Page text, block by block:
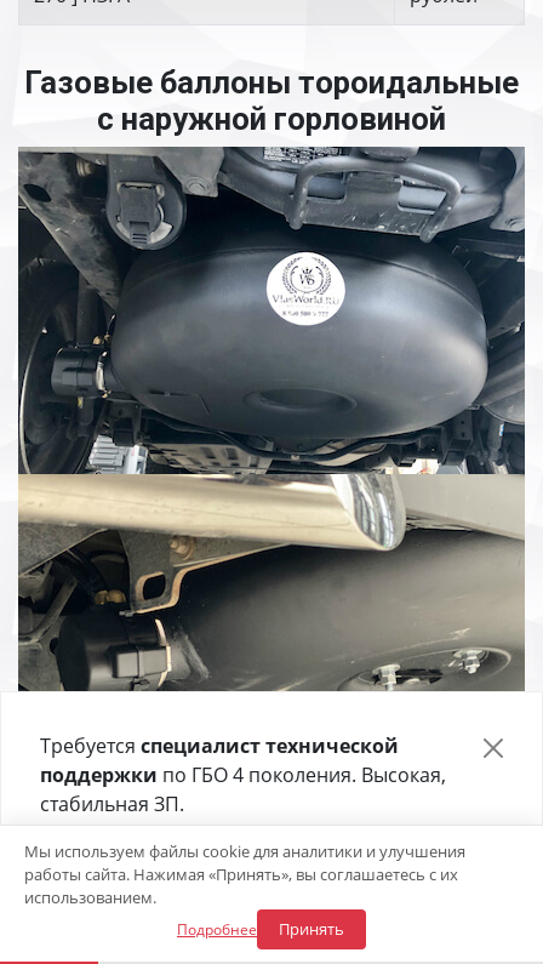
Газовые баллоны тороидальные
с наружной горловиной
Требуется специалист технической
поддержки по ГБО 4 поколения. Высокая,
стабильная ЗП.
Отправьте своё резюме в форме ниже 👇
Откликнуться на вакансию